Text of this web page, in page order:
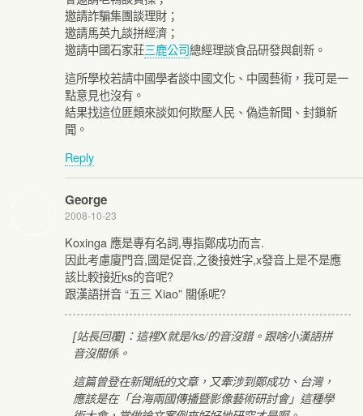
邀請詐騙集團談理財；
邀請馬英九談拼經濟；
邀請中國石家莊三鹿公司總經理談食品研發與創新。
這所學校若請中國學者談中國文化、中國藝術，我可是一
點意見也沒有。
結果找這位匪類來談如何欺壓人民、偽造新聞、封鎖新
聞。
Reply
George
2008-10-23
Koxinga 應是專有名詞,專指鄭成功而言.
因此考慮廈門音,國是促音,之後接姓字,x發音上是不是應
該比較接近ks的音呢?
跟漢語拼音 “五三 Xiao” 關係呢?
[站長回覆]：這裡X就是/ks/的音沒錯。跟啥小漢語拼
音沒關係。
這篇曾登在新聞紙的文章，又牽涉到鄭成功、台灣，
應該是在「台海兩國傳播暨影像藝術研討會」這種學